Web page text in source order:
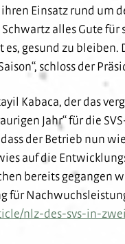
Einsatz rund um
alles Gute
gesund zu
schloss der
Kabaca, der das
Jahr“ für die
der Betrieb nun
auf die
bereits gegangen
für
nlz-des-svs-in-